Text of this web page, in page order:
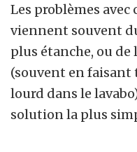
Les problèmes
viennent souvent
plus étanche, ou de
(souvent en faisant
lourd dans le
solution la plus